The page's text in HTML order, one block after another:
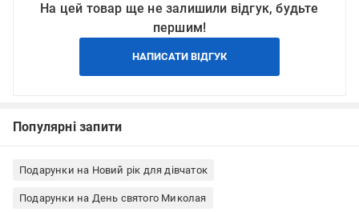
На цей товар ще не залишили відгук, будьте
першим!
НАПИСАТИ ВІДГУК
Популярні запити
Подарунки на Новий рік для дівчаток
Подарунки на День святого Миколая